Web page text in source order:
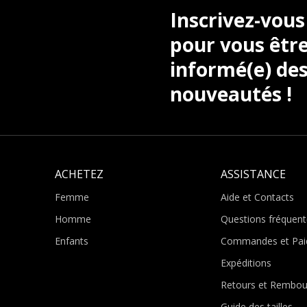
froid, notre collection inclut également
chaussures Richelieu d’été que vous
valeur vos looks plus formels ou les
de la garde-robe, les chaussures
chaussures à lacets et talon : vous les
Inscrivez-
pour vous
informé(e)
nouveautés !
ACHETEZ
Femme
Homme
Enfants
ASSISTANCE
Aide et Contacts
Questions
Commandes et
Expéditions
Retours et